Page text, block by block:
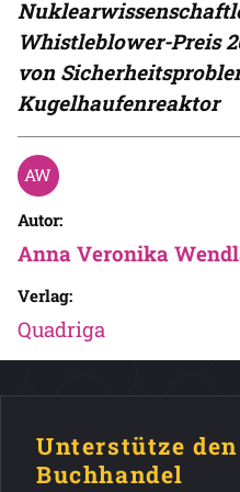
Whistleblower-Preis
von
Kugelhaufenreaktor
Autor:
Anna Veronika
Verlag:
Quadriga
Unterstütze
Buchhandel